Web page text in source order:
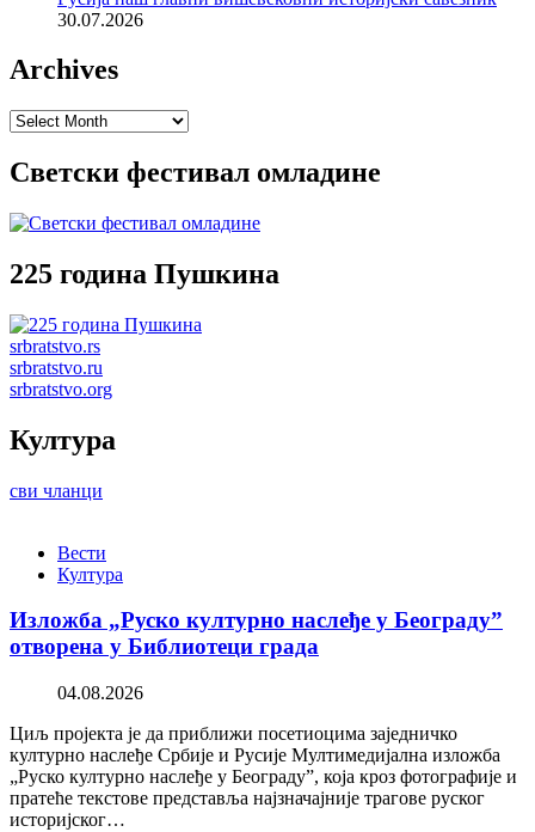
30.07.2026
Archives
Archives
Светски фестивал омладине
225 година Пушкина
srbratstvo.rs
srbratstvo.ru
srbratstvo.org
Култура
сви чланци
Вести
Култура
Изложба „Руско културно наслеђе у Београду”
отворена у Библиотеци града
04.08.2026
Циљ пројекта је да приближи посетиоцима заједничко
културно наслеђе Србије и Русије Мултимедијална изложба
„Руско културно наслеђе у Београду”, која кроз фотографије и
пратеће текстове представља најзначајније трагове руског
историјског…